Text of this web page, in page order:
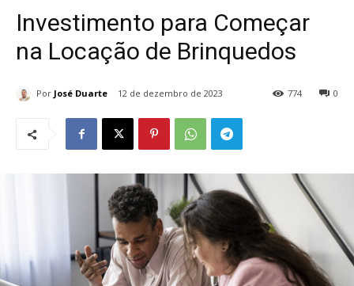
Investimento para Começar
na Locação de Brinquedos
Por José Duarte 12 de dezembro de 2023 0
774